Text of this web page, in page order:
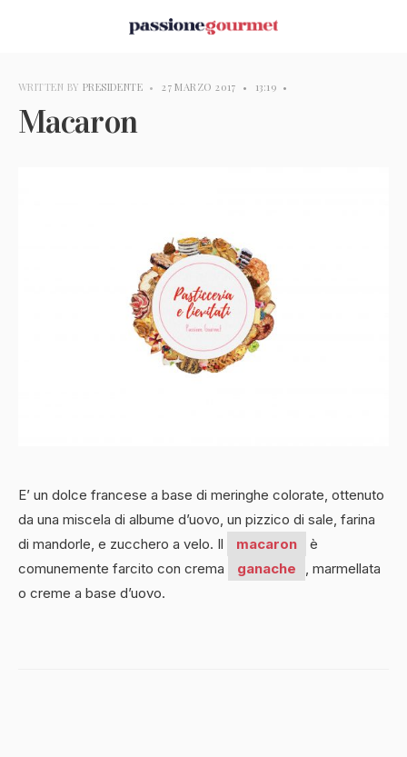
WRITTEN BY PRESIDENTE • 27 MARZO 2017 • 13:19 •
Macaron
E’ un dolce francese a base di meringhe colorate, ottenuto
da una miscela di albume d’uovo, un pizzico di sale, farina
di mandorle, e zucchero a velo. Il
macaron
è
comunemente farcito con crema
ganache
, marmellata
o creme a base d’uovo.